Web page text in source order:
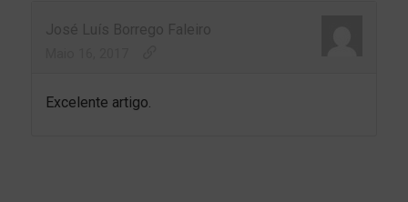
José Luís Borrego Faleiro
Excelente artigo.